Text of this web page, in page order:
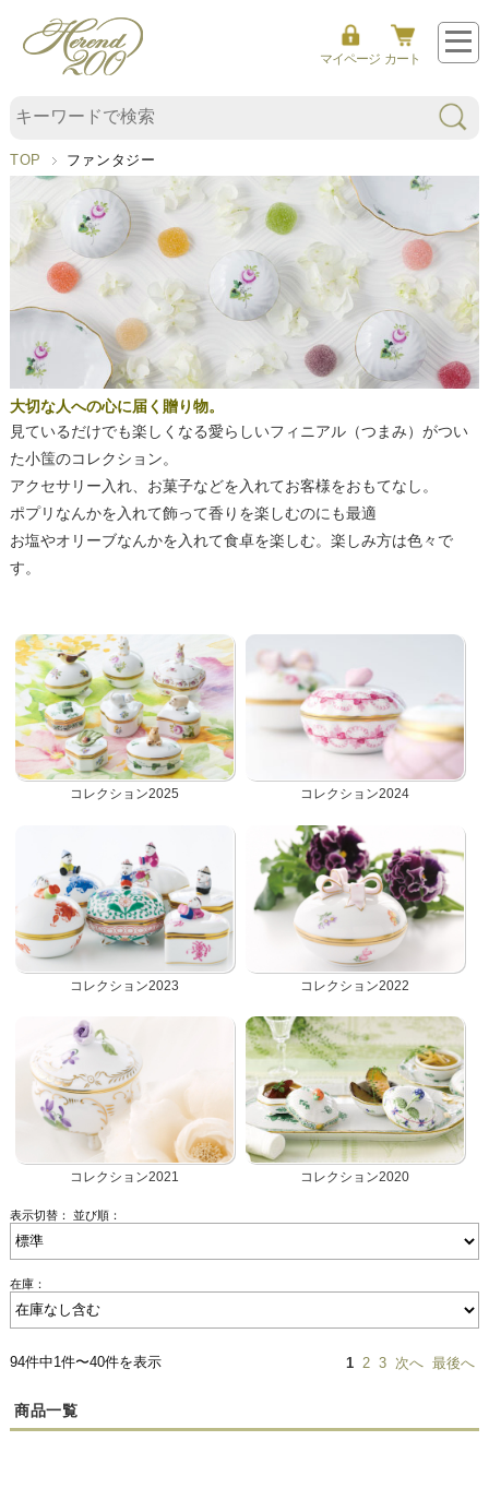
マイページ カート
TOP ファンタジー
フ
ン
ー
大切な人への心に届く贈り物。
見ているだけでも楽しくなる愛らしいフィニアル（つまみ）がつい
た小筺のコレクション。
アクセサリー入れ、お菓子などを入れてお客様をおもてなし。
ポプリなんかを入れて飾って香りを楽しむのにも最適
お塩やオリーブなんかを入れて食卓を楽しむ。楽しみ方は色々で
す。
コレクション2025 コレクション2024
コレクション2023 コレクション2022
コレクション2021 コレクション2020
表示切替： 並び順：
在庫：
94件中1件〜40件を表示 1 2 3 次へ 最後へ
商品一覧